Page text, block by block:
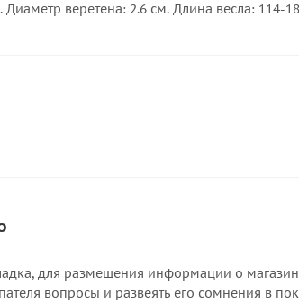
Диаметр веретена: 2.6 см. Длина весла: 114-
для размещения информации о
вопросы и развеять его сомнения в